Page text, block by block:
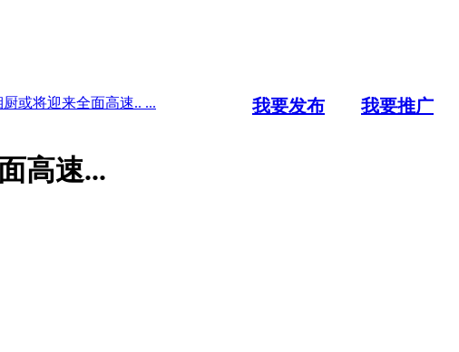
我要发布 我要推广
或将迎来全面高速.. ...
高速...